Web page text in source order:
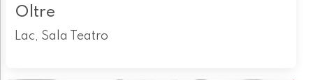
Oltre
Lac, Sala Teatro